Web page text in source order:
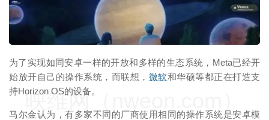
为了实现如同安卓一样的开放和多样的生态系统，Meta已经开
始放开自己的操作系统，而联想， 微软和华硕等都正在打造支
持Horizon OS的设备。
马尔金认为，有多家不同的厂商使用相同的操作系统是安卓模
映维网（nweon.com）